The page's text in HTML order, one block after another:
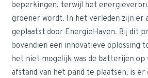
beperkingen, terwijl het
groener wordt. In het verleden zijn er
geplaatst door EnergieHaven. Bij dit
bovendien een innovatieve oplossing
het niet mogelijk was de batterijen op
afstand van het pand te plaatsen, is er